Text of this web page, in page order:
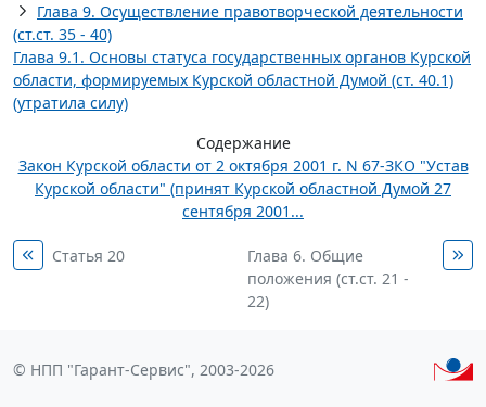
Глава 9. Осуществление правотворческой деятельности
(ст.ст. 35 - 40)
Глава 9.1. Основы статуса государственных органов Курской
области, формируемых Курской областной Думой (ст. 40.1)
(утратила силу)
Содержание
Закон Курской области от 2 октября 2001 г. N 67-ЗКО "Устав
Курской области" (принят Курской областной Думой 27
сентября 2001...
Статья 20
Глава 6. Общие
положения (ст.ст. 21 -
22)
© НПП "Гарант-Сервис", 2003-2026